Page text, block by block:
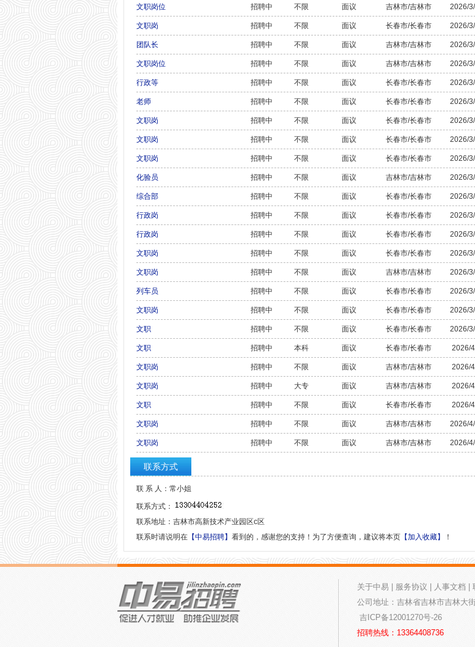
文职岗位 招聘中 不限 面议 吉林市/吉林市 2026/
文职岗 招聘中 不限 面议 长春市/长春市 2026/
团队长 招聘中 不限 面议 吉林市/吉林市 2026/
文职岗位 招聘中 不限 面议 吉林市/吉林市 2026/
行政等 招聘中 不限 面议 长春市/长春市 2026/
老师 招聘中 不限 面议 长春市/长春市 2026/
文职岗 招聘中 不限 面议 长春市/长春市 2026/
文职岗 招聘中 不限 面议 长春市/长春市 2026/
文职岗 招聘中 不限 面议 长春市/长春市 2026/
化验员 招聘中 不限 面议 吉林市/吉林市 2026/
综合部 招聘中 不限 面议 长春市/长春市 2026/
行政岗 招聘中 不限 面议 长春市/长春市 2026/
行政岗 招聘中 不限 面议 长春市/长春市 2026/
文职岗 招聘中 不限 面议 长春市/长春市 2026/
文职岗 招聘中 不限 面议 吉林市/吉林市 2026/
列车员 招聘中 不限 面议 长春市/长春市 2026/
文职岗 招聘中 不限 面议 长春市/长春市 2026/
文职 招聘中 不限 面议 长春市/长春市 2026/
文职 招聘中 本科 面议 长春市/长春市 2026/
文职岗 招聘中 不限 面议 吉林市/吉林市 2026/
文职岗 招聘中 大专 面议 吉林市/吉林市 2026/
文职 招聘中 不限 面议 长春市/长春市 2026/
文职岗 招聘中 不限 面议 吉林市/吉林市 2026/
文职岗 招聘中 不限 面议 吉林市/吉林市 2026/
联系方式
联 系 人：常小姐
联系方式：
联系地址：吉林市高新技术产业园区c区
联系时请说明在 【中易招聘】 看到的，感谢您的支持！为了方便查询，建议将本页 【加入收藏】 ！
关于中易 服务协议 人事文档
公司地址：吉林省吉林市吉林大
吉ICP备12001270号-26
招聘热线：13364408736